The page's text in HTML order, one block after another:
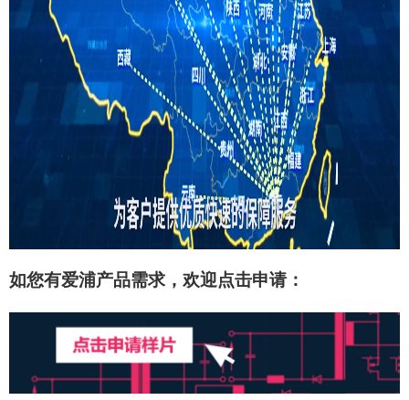
如您有爱浦产品需求，欢迎点击申请：